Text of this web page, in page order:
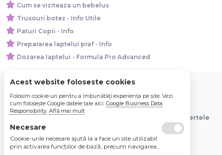
Cum se viziteaza un bebelus
Trusouri botez - Info Utile
Paturi Copii - Info
Prepararea laptelui praf - Info
Dozarea laptelui - Formula Pro Advanced
© 2026 Bebe Nou Online Store SRL
Toate preturile sunt exprimate in lei si includ tva. Ofertele
sunt valabile in limita stocului disponibil.
Acest website foloseste cookies
Folosim cookie-uri pentru a îmbunătăți experiența pe site. Vezi
cum folosește Google datele tale aici: Google Business Data
Responsibility. Află mai mult
Necesare
Cookie-urile necesare ajută la a face un site utilizabil
prin activarea funcţiilor de bază, precum navigarea